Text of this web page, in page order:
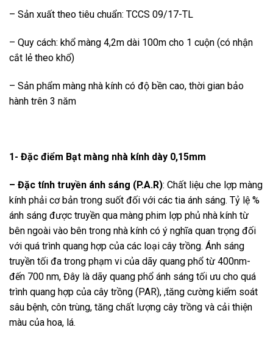
– Sản xuất theo tiêu chuẩn: TCCS 09/17-TL
– Quy cách: khổ màng 4,2m dài 100m cho 1 cuộn (có nhận
cắt lẻ theo khổ)
– Sản phẩm màng nhà kính có độ bền cao, thời gian bảo
hành trên 3 năm
1- Đặc điểm Bạt màng nhà kính dày 0,15mm
– Đặc tính truyền ánh sáng (P.A.R): Chất liệu che lợp màng
kính phải cơ bản trong suốt đối với các tia ánh sáng. Tỷ lệ %
ánh sáng được truyền qua màng phim lợp phủ nhà kính từ
bên ngoài vào bên trong nhà kính có ý nghĩa quan trọng đối
với quá trình quang hợp của các loại cây trồng. Ánh sáng
truyền tối đa trong phạm vi của dãy quang phổ từ 400nm-
đến 700 nm, Đây là dãy quang phổ ánh sáng tối ưu cho quá
trình quang hợp của cây trồng (PAR), ,tăng cường kiểm soát
sâu bệnh, côn trùng, tăng chất lượng cây trồng và cải thiện
màu của hoa, lá.